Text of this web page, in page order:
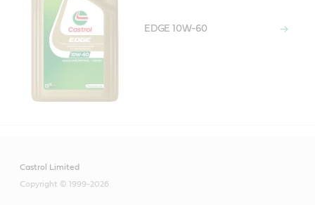
EDGE 10W-60
Castrol Limited
Copyright © 1999-2026